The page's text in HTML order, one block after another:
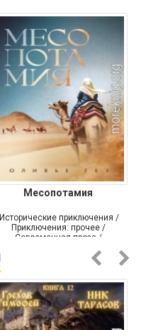
Месопотамия
[Исторические приключения /
Приключения: прочее /
Современная проза /